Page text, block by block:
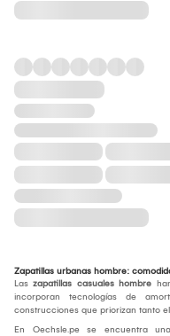
Zapatillas urbanas hombre:
Las zapatillas casuales hombre
incorporan tecnologías de
construcciones que priorizan tanto
En Oechsle.pe se encuentra